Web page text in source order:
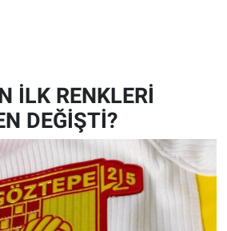
İLK RENKLERİ
DEĞİŞTİ?